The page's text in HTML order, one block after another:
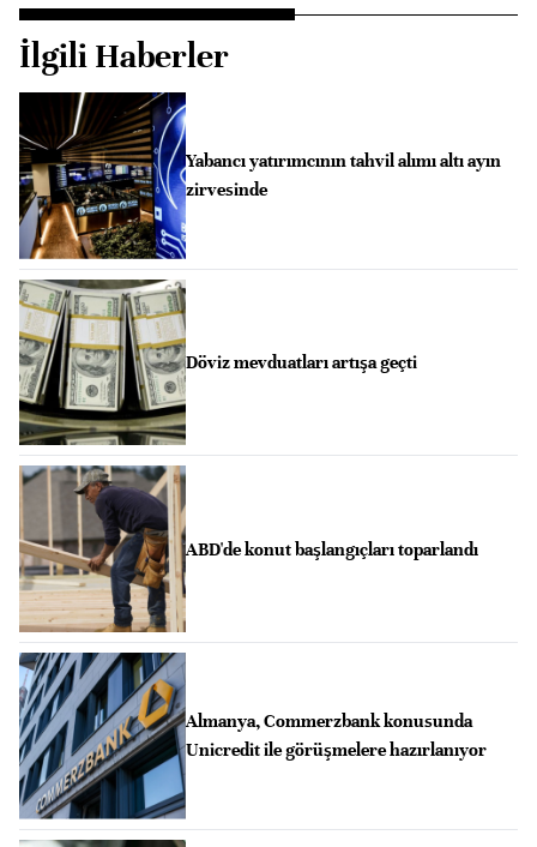
İlgili Haberler
Yabancı yatırımcının tahvil alımı altı ayın
zirvesinde
Döviz mevduatları artışa geçti
ABD'de konut başlangıçları toparlandı
Almanya, Commerzbank konusunda
Unicredit ile görüşmelere hazırlanıyor